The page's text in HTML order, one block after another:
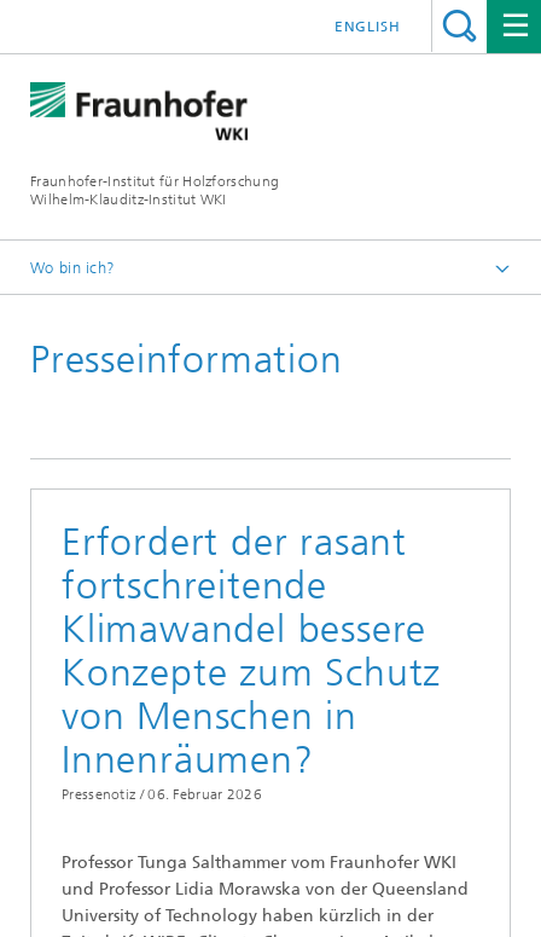
Fraunhofer-Institut für Holzforschung
Wilhelm-Klauditz-Institut WKI
ENGLISH
Wo bin ich?
Presse | Publikationen
Presseinformation
Erfordert der rasant
fortschreitende
Klimawandel bessere
Konzepte zum Schutz
von Menschen in
Innenräumen?
Pressenotiz / 06. Februar 2026
Professor Tunga Salthammer vom Fraunhofer WKI
und Professor Lidia Morawska von der Queensland
University of Technology haben kürzlich in der